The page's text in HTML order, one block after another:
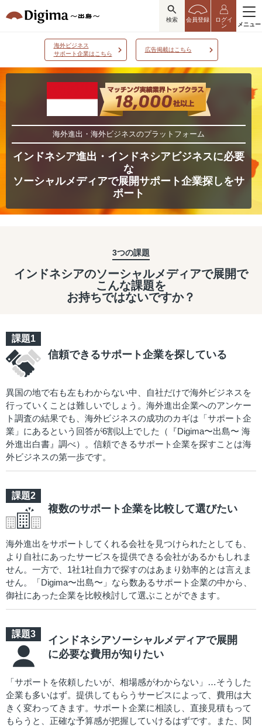
検索 会員登録
ログイ
ン
メニュー
海外ビジネス
サポート企業はこちら
広告掲載はこちら
海外進出・海外ビジネスのプラットフォーム
インドネシア進出・インドネシアビジネスに必要
な
ソーシャルメディアで展開サポート企業探しをサ
ポート
3つの課題
インドネシアのソーシャルメディアで展開で
こんな課題を
お持ちではないですか？
信頼できるサポート企業を探している
異国の地で右も左もわからない中、自社だけで海外ビジネスを
行っていくことは難しいでしょう。海外進出企業へのアンケー
ト調査の結果でも、海外ビジネスの成功のカギは「サポート企
業」にあるという回答が6割以上でした（『Digima〜出島〜 海
外進出白書』調べ）。信頼できるサポート企業を探すことは海
外ビジネスの第一歩です。
複数のサポート企業を比較して選びたい
海外進出をサポートしてくれる会社を見つけられたとしても、
より自社にあったサービスを提供できる会社があるかもしれま
せん。一方で、1社1社自力で探すのはあまり効率的とは言えま
せん。「Digima〜出島〜」なら数あるサポート企業の中から、
御社にあった企業を比較検討して選ぶことができます。
インドネシアソーシャルメディアで展開
に必要な費用が知りたい
「サポートを依頼したいが、相場感がわからない」…そうした
企業も多いはず。提供してもらうサービスによって、費用は大
きく変わってきます。サポート企業に相談し、直接見積もって
もらうと、正確な予算感が把握していけるはずです。また、関